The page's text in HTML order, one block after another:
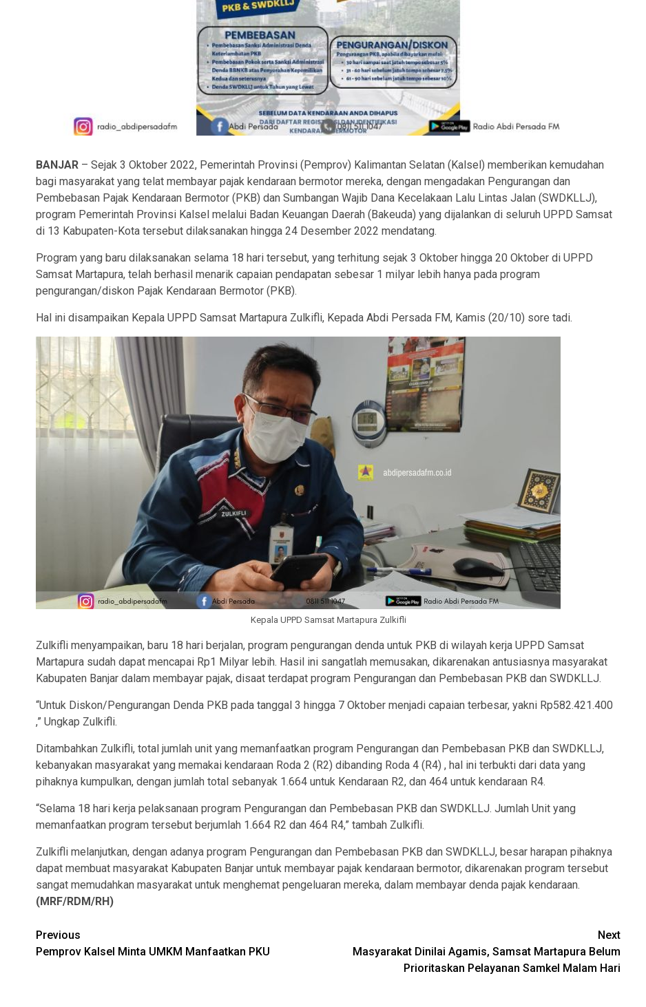
BANJAR – Sejak 3 Oktober 2022, Pemerintah Provinsi (Pemprov) Kalimantan Selatan (Kalsel) memberikan kemudahan
bagi masyarakat yang telat membayar pajak kendaraan bermotor mereka, dengan mengadakan Pengurangan dan
Pembebasan Pajak Kendaraan Bermotor (PKB) dan Sumbangan Wajib Dana Kecelakaan Lalu Lintas Jalan (SWDKLLJ),
program Pemerintah Provinsi Kalsel melalui Badan Keuangan Daerah (Bakeuda) yang dijalankan di seluruh UPPD Samsat
di 13 Kabupaten-Kota tersebut dilaksanakan hingga 24 Desember 2022 mendatang.
Program yang baru dilaksanakan selama 18 hari tersebut, yang terhitung sejak 3 Oktober hingga 20 Oktober di UPPD
Samsat Martapura, telah berhasil menarik capaian pendapatan sebesar 1 milyar lebih hanya pada program
pengurangan/diskon Pajak Kendaraan Bermotor (PKB).
Hal ini disampaikan Kepala UPPD Samsat Martapura Zulkifli, Kepada Abdi Persada FM, Kamis (20/10) sore tadi.
Kepala UPPD Samsat Martapura Zulkifli
Zulkifli menyampaikan, baru 18 hari berjalan, program pengurangan denda untuk PKB di wilayah kerja UPPD Samsat
Martapura sudah dapat mencapai Rp1 Milyar lebih. Hasil ini sangatlah memusakan, dikarenakan antusiasnya masyarakat
Kabupaten Banjar dalam membayar pajak, disaat terdapat program Pengurangan dan Pembebasan PKB dan SWDKLLJ.
“Untuk Diskon/Pengurangan Denda PKB pada tanggal 3 hingga 7 Oktober menjadi capaian terbesar, yakni Rp582.421.400
,” Ungkap Zulkifli.
Ditambahkan Zulkifli, total jumlah unit yang memanfaatkan program Pengurangan dan Pembebasan PKB dan SWDKLLJ,
kebanyakan masyarakat yang memakai kendaraan Roda 2 (R2) dibanding Roda 4 (R4) , hal ini terbukti dari data yang
pihaknya kumpulkan, dengan jumlah total sebanyak 1.664 untuk Kendaraan R2, dan 464 untuk kendaraan R4.
“Selama 18 hari kerja pelaksanaan program Pengurangan dan Pembebasan PKB dan SWDKLLJ. Jumlah Unit yang
memanfaatkan program tersebut berjumlah 1.664 R2 dan 464 R4,” tambah Zulkifli.
Zulkifli melanjutkan, dengan adanya program Pengurangan dan Pembebasan PKB dan SWDKLLJ, besar harapan pihaknya
dapat membuat masyarakat Kabupaten Banjar untuk membayar pajak kendaraan bermotor, dikarenakan program tersebut
sangat memudahkan masyarakat untuk menghemat pengeluaran mereka, dalam membayar denda pajak kendaraan.
(MRF/RDM/RH)
Continue
Reading
Previous
Pemprov Kalsel Minta UMKM Manfaatkan PKU
Next
Masyarakat Dinilai Agamis, Samsat Martapura Belum
Prioritaskan Pelayanan Samkel Malam Hari